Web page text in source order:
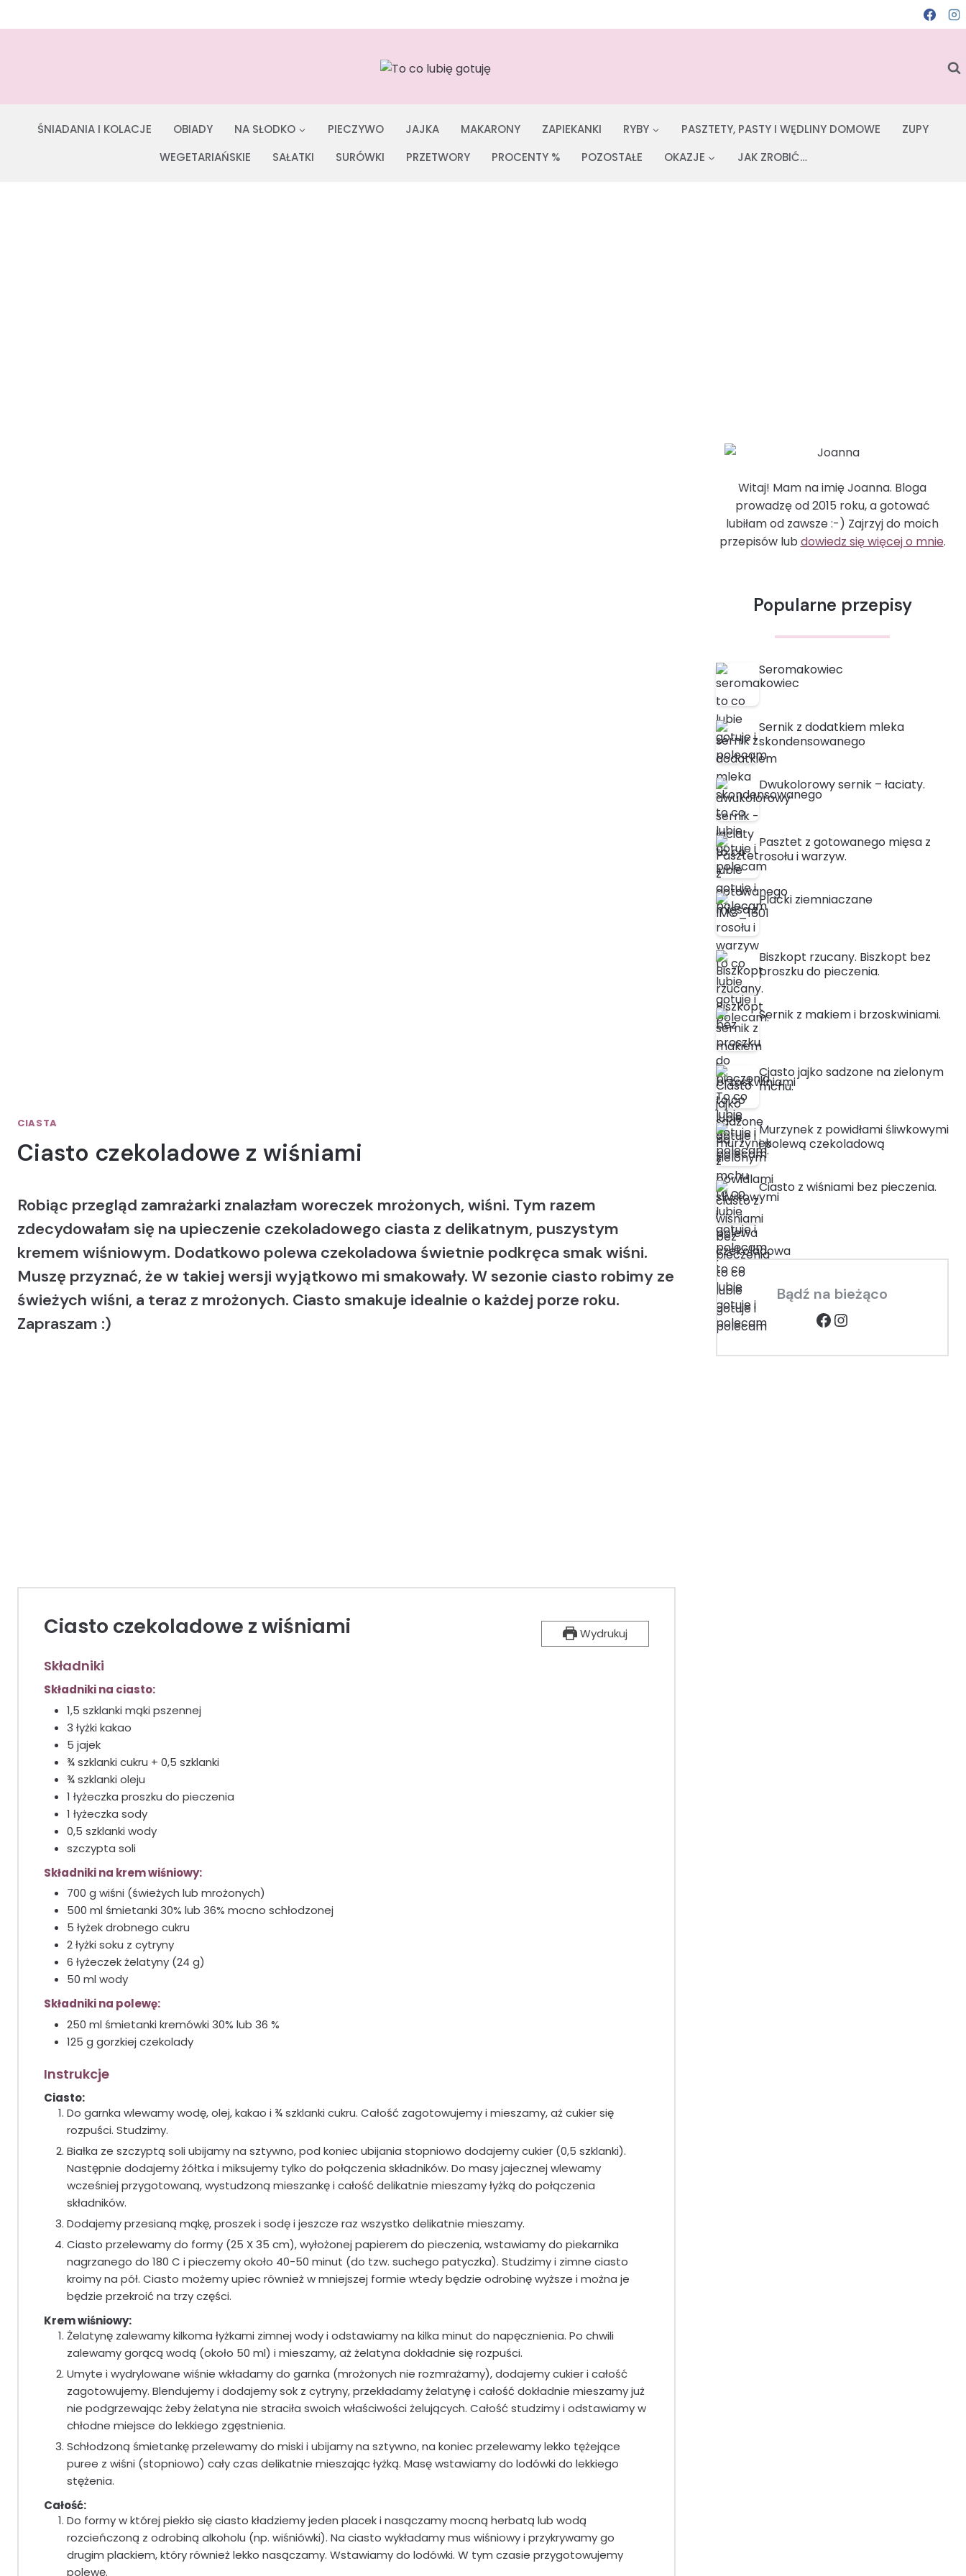
do
ŚNIADANIA I KOLACJE OBIADY NA SŁODKO PIECZYWO JAJKA MAKARONY ZAPIEKANKI RYBY PASZTETY, PASTY I WĘDLINY DOMOWE
ZUPY
WEGETARIAŃSKIE
SAŁATKI SURÓWKI PRZETWORY PROCENTY % POZOSTAŁE OKAZJE JAK ZROBIĆ…
CIASTA
Ciasto czekoladowe z wiśniami
Robiąc przegląd zamrażarki znalazłam woreczek mrożonych, wiśni. Tym razem
zdecydowałam się na upieczenie czekoladowego ciasta z delikatnym, puszystym
kremem wiśniowym. Dodatkowo polewa czekoladowa świetnie podkręca smak wiśni.
Muszę przyznać, że w takiej wersji wyjątkowo mi smakowały. W sezonie ciasto robimy ze
świeżych wiśni, a teraz z mrożonych. Ciasto smakuje idealnie o każdej porze roku.
Zapraszam :)
Wydrukuj
Ciasto czekoladowe z wiśniami
Składniki
Składniki na ciasto:
1,5 szklanki mąki pszennej
3 łyżki kakao
5 jajek
¾ szklanki cukru + 0,5 szklanki
¾ szklanki oleju
1 łyżeczka proszku do pieczenia
1 łyżeczka sody
0,5 szklanki wody
szczypta soli
Składniki na krem wiśniowy:
700 g wiśni (świeżych lub mrożonych)
500 ml śmietanki 30% lub 36% mocno schłodzonej
5 łyżek drobnego cukru
2 łyżki soku z cytryny
6 łyżeczek żelatyny (24 g)
50 ml wody
Składniki na polewę:
250 ml śmietanki kremówki 30% lub 36 %
125 g gorzkiej czekolady
Instrukcje
Ciasto:
Do garnka wlewamy wodę, olej, kakao i ¾ szklanki cukru. Całość zagotowujemy i mieszamy, aż cukier się
rozpuści. Studzimy.
Białka ze szczyptą soli ubijamy na sztywno, pod koniec ubijania stopniowo dodajemy cukier (0,5 szklanki).
Następnie dodajemy żółtka i miksujemy tylko do połączenia składników. Do masy jajecznej wlewamy
wcześniej przygotowaną, wystudzoną mieszankę i całość delikatnie mieszamy łyżką do połączenia
składników.
Dodajemy przesianą mąkę, proszek i sodę i jeszcze raz wszystko delikatnie mieszamy.
Ciasto przelewamy do formy (25 X 35 cm), wyłożonej papierem do pieczenia, wstawiamy do piekarnika
nagrzanego do 180 C i pieczemy około 40-50 minut (do tzw. suchego patyczka). Studzimy i zimne ciasto
kroimy na pół. Ciasto możemy upiec również w mniejszej formie wtedy będzie odrobinę wyższe i można je
będzie przekroić na trzy części.
Krem wiśniowy:
Żelatynę zalewamy kilkoma łyżkami zimnej wody i odstawiamy na kilka minut do napęcznienia. Po chwili
zalewamy gorącą wodą (około 50 ml) i mieszamy, aż żelatyna dokładnie się rozpuści.
Umyte i wydrylowane wiśnie wkładamy do garnka (mrożonych nie rozmrażamy), dodajemy cukier i całość
zagotowujemy. Blendujemy i dodajemy sok z cytryny, przekładamy żelatynę i całość dokładnie mieszamy już
nie podgrzewając żeby żelatyna nie straciła swoich właściwości żelujących. Całość studzimy i odstawiamy w
chłodne miejsce do lekkiego zgęstnienia.
Schłodzoną śmietankę przelewamy do miski i ubijamy na sztywno, na koniec przelewamy lekko tężejące
puree z wiśni (stopniowo) cały czas delikatnie mieszając łyżką. Masę wstawiamy do lodówki do lekkiego
stężenia.
Całość:
Do formy w której piekło się ciasto kładziemy jeden placek i nasączamy mocną herbatą lub wodą
rozcieńczoną z odrobiną alkoholu (np. wiśniówki). Na ciasto wykładamy mus wiśniowy i przykrywamy go
drugim plackiem, który również lekko nasączamy. Wstawiamy do lodówki. W tym czasie przygotowujemy
polewę.
Witaj! Mam na imię Joanna. Bloga
prowadzę od 2015 roku, a gotować
lubiłam od zawsze :-) Zajrzyj do moich
przepisów lub dowiedz się więcej o mnie.
Popularne przepisy
Seromakowiec
Sernik z dodatkiem mleka
skondensowanego
Dwukolorowy sernik – łaciaty.
Pasztet z gotowanego mięsa z
rosołu i warzyw.
Placki ziemniaczane
Biszkopt rzucany. Biszkopt bez
proszku do pieczenia.
Sernik z makiem i brzoskwiniami.
Ciasto jajko sadzone na zielonym
mchu.
Murzynek z powidłami śliwkowymi
i polewą czekoladową
Ciasto z wiśniami bez pieczenia.
Bądź na bieżąco
Facebook
Instagram